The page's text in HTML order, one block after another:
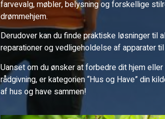
farvevalg, møbler, belysning og forskellige
drømmehjem.
Derudover kan du finde praktiske løsninger til
reparationer og vedligeholdelse af apparater
Uanset om du ønsker at forbedre dit hjem
rådgivning, er kategorien “Hus og Have” din
af hus og have sammen!